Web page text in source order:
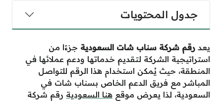
جدول المحتويات
يعد رقم شركة سناب شات السعودية جزءًا من
استراتيجية الشركة لتقديم خدماتها ودعم عملائها في
المنطقة، حيث يُمكن استخدام هذا الرقم للتواصل
المباشر مع فريق الدعم الخاص بسناب شات في
السعودية، لذا يعرض موقع هنا السعودية رقم شركة